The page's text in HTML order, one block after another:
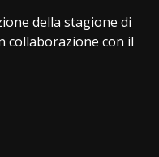
della stagione di
collaborazione con il